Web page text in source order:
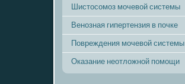
Шистосомоз мочевой системы
Венозная гипертензия в почке
Повреждения мочевой системы
Оказание неотложной помощи